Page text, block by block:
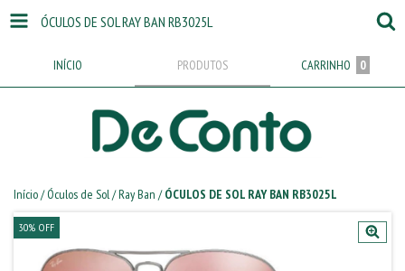
ÓCULOS DE SOL RAY BAN RB3025L
INÍCIO PRODUTOS CARRINHO 0
Início/ Óculos de Sol/Ray Ban / ÓCULOS DE SOL RAY BAN RB3025L
30% OFF